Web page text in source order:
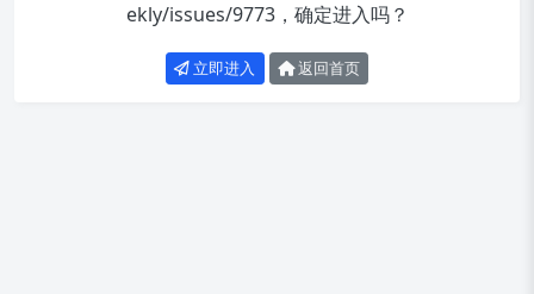
ekly/issues/9773，确定进入吗？
立即进入 返回首页